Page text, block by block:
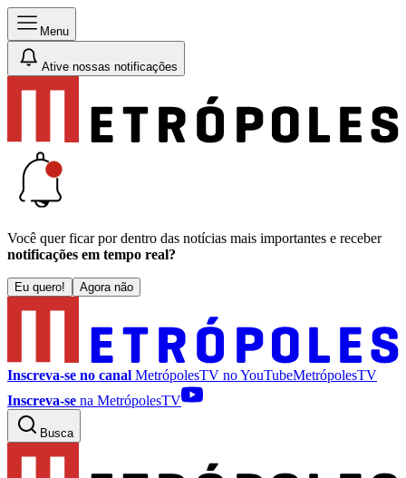
Menu
Ative nossas notificações
Você quer ficar por dentro das notícias mais importantes e receber
notificações em tempo real?
Eu quero! Agora não
Inscreva-se no canal MetrópolesTV noYouTubeMetrópolesTV
Inscreva-se na MetrópolesTV
Busca